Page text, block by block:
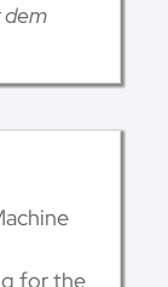
for the